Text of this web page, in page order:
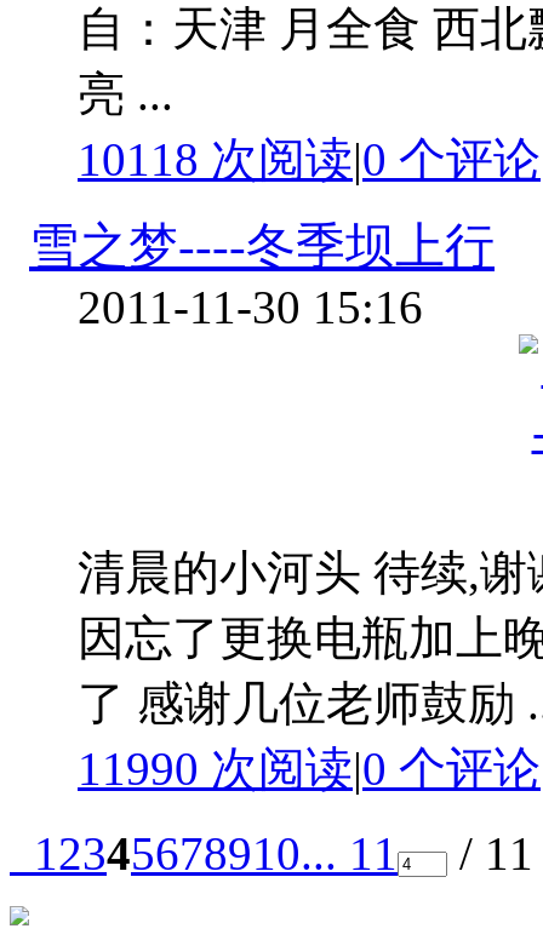
自：天津 月全食 西
亮 ...
10118 次阅读|0 个评论
雪之梦----冬季坝上行
2011-11-30 15:16
清晨的小河头 待续,
因忘了更换电瓶加上
了 感谢几位老师鼓励
11990 次阅读|0 个评论
12345678910... 11 /